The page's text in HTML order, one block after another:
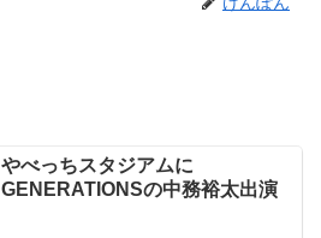
やべっちスタジアムに
GENERATIONSの中務裕太出演